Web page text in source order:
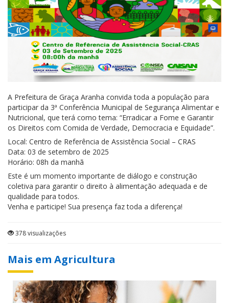
A Prefeitura de Graça Aranha convida toda a população para
participar da 3ª Conferência Municipal de Segurança Alimentar e
Nutricional, que terá como tema: “Erradicar a Fome e Garantir
os Direitos com Comida de Verdade, Democracia e Equidade”.
Local: Centro de Referência de Assistência Social – CRAS
Data: 03 de setembro de 2025
Horário: 08h da manhã
Este é um momento importante de diálogo e construção
coletiva para garantir o direito à alimentação adequada e de
qualidade para todos.
Venha e participe! Sua presença faz toda a diferença!
378 visualizações
Mais em Agricultura